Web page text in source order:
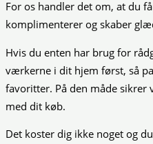
For os handler det om, at du
komplimenterer og skaber
Hvis du enten har brug for
værkerne i dit hjem først, så
favoritter. På den måde sikrer
med dit køb.
Det koster dig ikke noget og